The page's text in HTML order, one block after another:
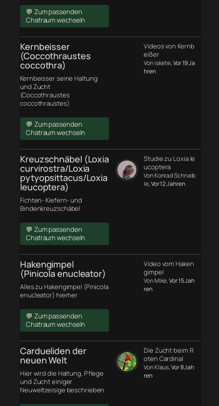
💬 Zum passenden
Chatraum wechseln
Kernbeisser
(Coccothraustes
coccothra)
Kernbeisser seine Haltung
und Zucht
(Coccothraustes
coccothraustes)
💬 Zum passenden
Chatraum wechseln
Videos von Kernb
eißer
Von iskete, Vor 19 Ja
hren
Kreuzschnäbel (Loxia
curvirostra/Loxia
pytyopsittacus/Loxia
leucoptera)
Fichten- Kiefern- und
Bindenkreuzschäbel
💬 Zum passenden
Chatraum wechseln
Studie zu Loxia le
ucoptera
Von Konrad Schnaib
le, Vor 12 Jahren
Hakengimpel
(Pinicola enucleator)
Alles zu Hakengimpel (Pinicola
enucleator) hierher
💬 Zum passenden
Chatraum wechseln
Video vom Haken
gimpel
Von Mike, Vor 15 Jah
ren
Cardueliden der
neuen Welt
Hier wird die Haltung, Pflege
und Zucht einiger
Neuweltzeisige beschrieben
Die Zucht beim R
oten Cardinal
Von Klaus, Vor 8 Jah
ren